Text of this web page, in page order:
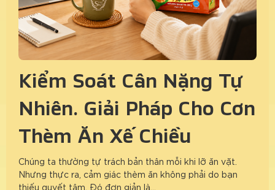
Kiểm Soát Cân Nặng Tự
Nhiên: Giải Pháp Cho Cơn
Thèm Ăn Xế Chiều
Chúng ta thường tự trách bản thân mỗi khi lỡ ăn vặt.
Nhưng thực ra, cảm giác thèm ăn không phải do bạn
thiếu quyết tâm. Đó đơn giản là…